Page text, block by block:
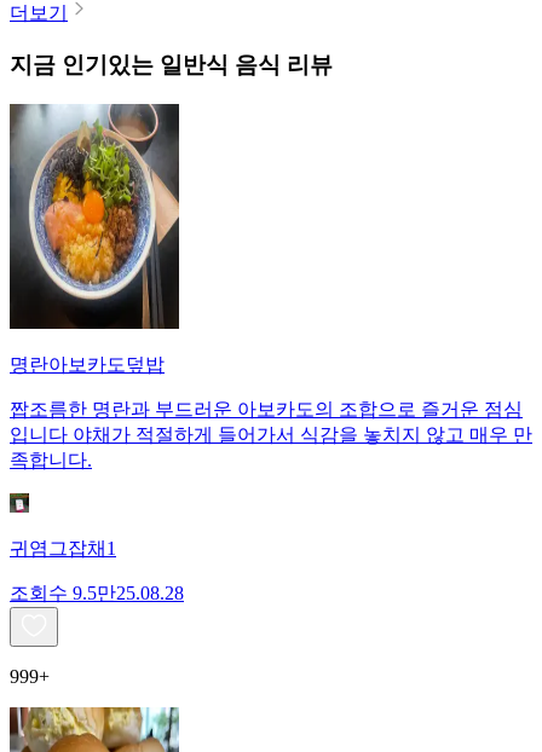
더보기
지금 인기있는 일반식 음식 리뷰
명란아보카도덮밥
짭조름한 명란과 부드러운 아보카도의 조합으로 즐거운 점심
입니다 야채가 적절하게 들어가서 식감을 놓치지 않고 매우 만
족합니다.
귀염그잡채1
조회수 9.5만25.08.28
999+